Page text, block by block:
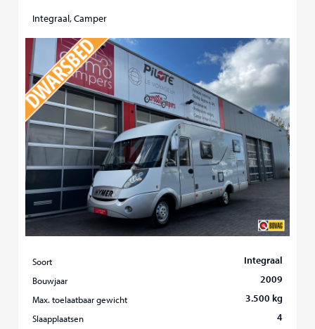
Integraal, Camper
Soort Integraal
Bouwjaar 2009
Max. toelaatbaar gewicht 3.500 kg
Slaapplaatsen 4